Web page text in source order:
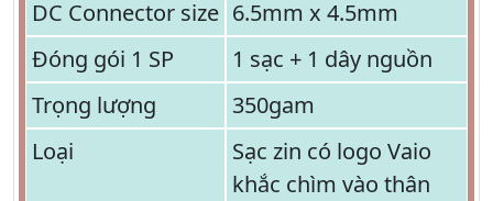
DC Connector size 6.5mm x 4.5mm
Đóng gói 1 SP
1 sạc + 1 dây nguồn
Trọng lượng
350gam
Loại
Sạc zin có logo Vaio
khắc chìm vào thân